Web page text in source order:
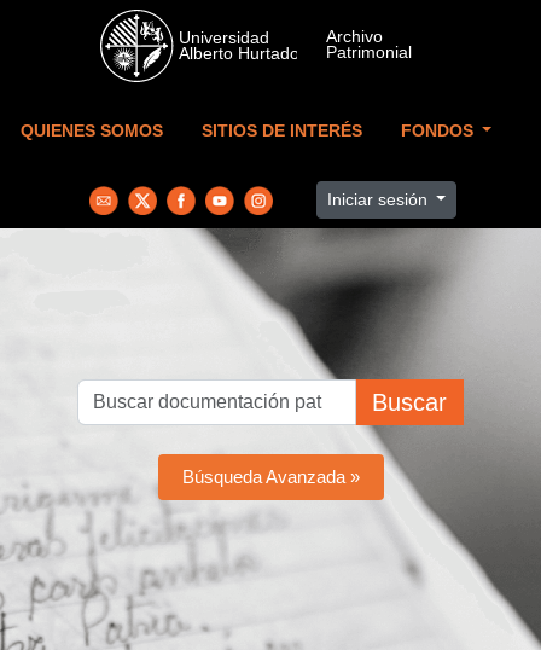
Skip to main content
QUIENES SOMOS SITIOS DE INTERÉS FONDOS
Iniciar sesión
Buscar
Búsqueda Avanzada »